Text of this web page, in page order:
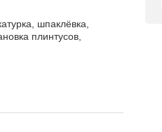
шпаклёвка,
плинтусов,